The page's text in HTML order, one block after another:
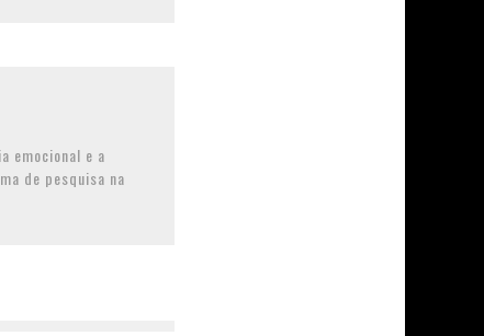
emocional e a
de pesquisa na